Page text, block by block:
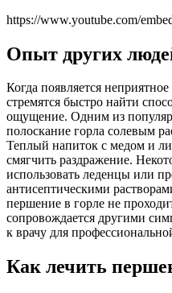
https://www.youtube.com/
Опыт других
Когда появляется
стремятся быстро найти
ощущение. Одним из
полоскание горла солевым
Теплый напиток с медом и
смягчить раздражение.
использовать леденцы или
антисептическими
першение в горле не
сопровождается другими
к врачу для
Как лечить